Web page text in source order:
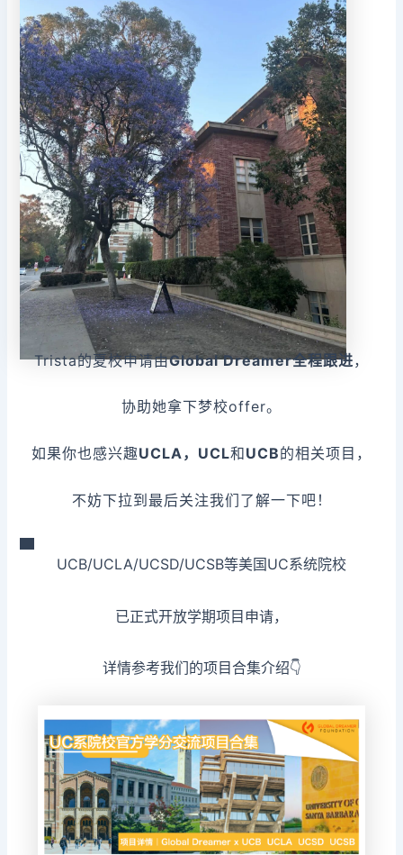
Trista的夏校申请由Global Dreamer全程跟进，
协助她拿下梦校offer。
如果你也感兴趣UCLA，UCL和UCB的相关项目，
不妨下拉到最后关注我们了解一下吧！
UCB/UCLA/UCSD/UCSB等美国UC系统院校
已正式开放学期项目申请，
详情参考我们的项目合集介绍👇